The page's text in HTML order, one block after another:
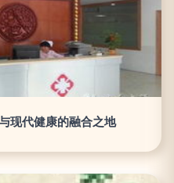
现代健康的融合之地